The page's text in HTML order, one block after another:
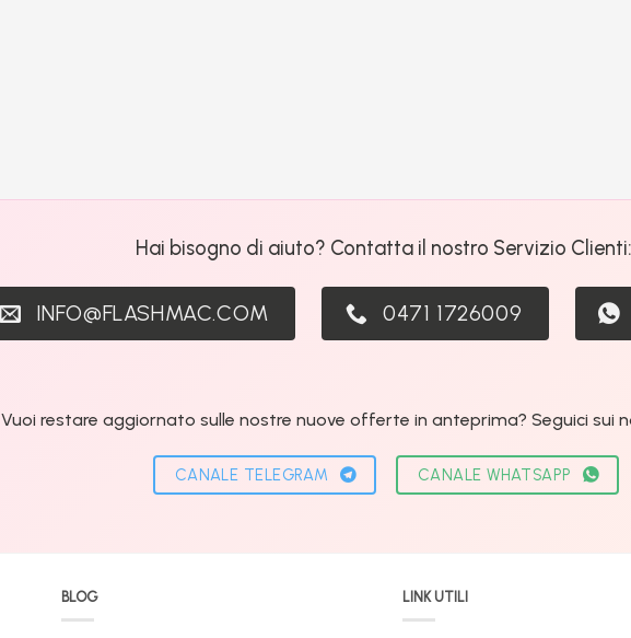
Hai bisogno di aiuto? Contatta il nostro Servizio
INFO@FLASHMAC.COM 0471 1726009
Vuoi restare aggiornato sulle nostre nuove offerte in anteprima? Seguici sui
CANALE TELEGRAM CANALE WHATSAPP
BLOG LINK UTILI